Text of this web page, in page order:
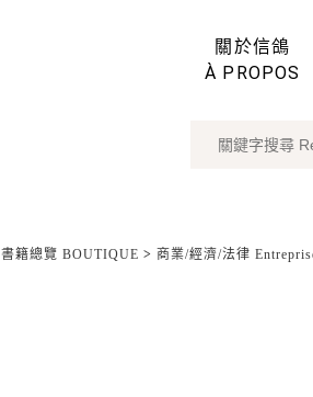
關於信鴿
À PROPOS
書籍總覽 BOUTIQUE > 商業/經濟/法律